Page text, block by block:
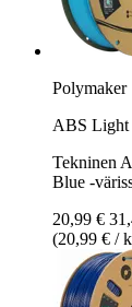
Polymaker
ABS Light
Tekninen
Blue -
20,99 €
(20,99 € /